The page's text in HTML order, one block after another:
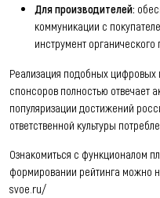
Для производителей:
коммуникации с
инструмент
Реализация подобных цифровых
спонсоров полностью отвечает
популяризации достижений
ответственной культуры
Ознакомиться с функционалом
формировании рейтинга можно
svoe.ru/